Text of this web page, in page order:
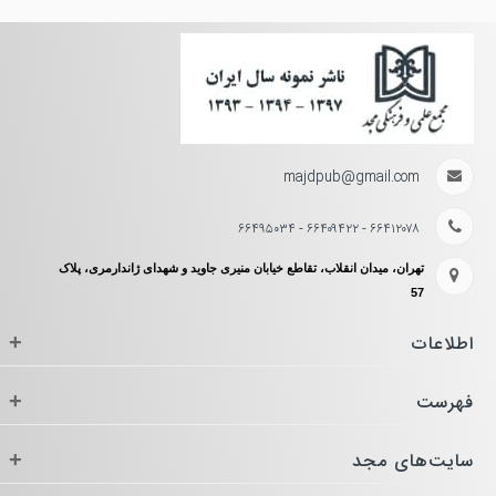
majdpub@gmail.com
۶۶۴۱۲۰۷۸ - ۶۶۴۰۹۴۲۲ - ۶۶۴۹۵۰۳۴
تهران، میدان انقلاب، تقاطع خیابان منیری جاوید و شهدای ژاندارمری، پلاک
57
اطلاعات +
فهرست +
سایت‌های مجد +